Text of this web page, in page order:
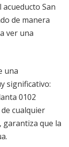
San
de manera
ver una
una
significativo:
0102
cualquier
garantiza que la